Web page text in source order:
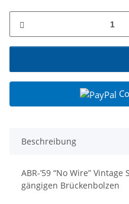
Beschreibung
ABR-’59 “No Wire”
gängigen Brückenbolzen